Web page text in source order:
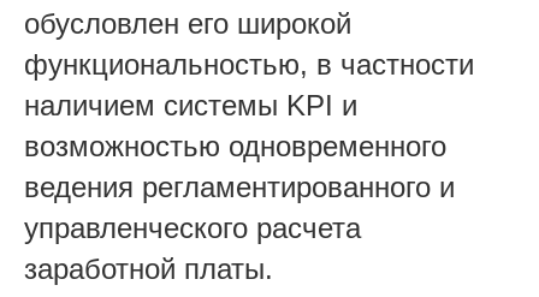
обусловлен его широкой
функциональностью, в частности
наличием системы KPI и
возможностью одновременного
ведения регламентированного и
управленческого расчета
заработной платы.